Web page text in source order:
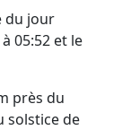
du jour
05:52 et le
près du
solstice de